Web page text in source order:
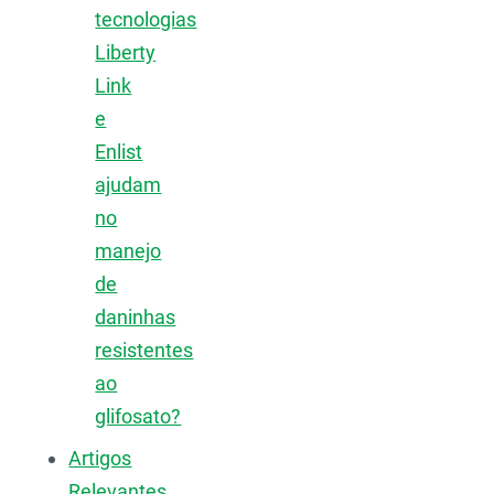
tecnologias
Liberty
Link
e
Enlist
ajudam
no
manejo
de
daninhas
resistentes
ao
glifosato?
Artigos